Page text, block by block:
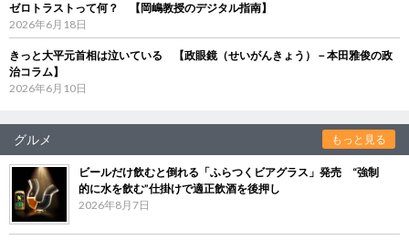
ゼロトラストって何？ 【岡嶋教授のデジタル指南】
2026年6月18日
きっと大平元首相は泣いている 【政眼鏡（せいがんきょう）－本田雅俊の政
治コラム】
2026年6月10日
グルメ もっと見る
ビールだけ飲むと倒れる「ふらつくビアグラス」発売 “強制
的に水を飲む”仕掛けで適正飲酒を後押し
2026年8月7日